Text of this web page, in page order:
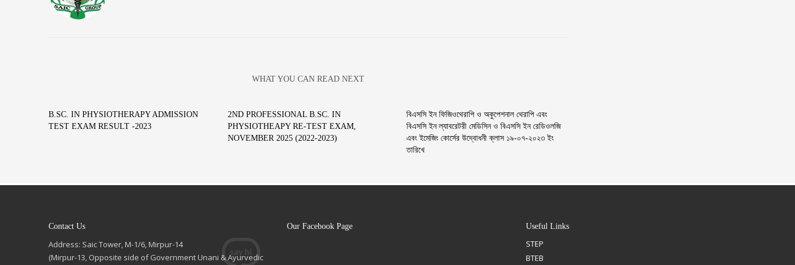
WHAT YOU CAN READ NEXT
B.SC. IN PHYSIOTHERAPY ADMISSION
TEST EXAM RESULT -2023
2ND PROFESSIONAL B.SC. IN
PHYSIOTHEAPY RE-TEST EXAM,
NOVEMBER 2025 (2022-2023)
বিএসসি ইন ফিজিওথেরাপি ও অকুপেশনাল থেরাপি এবং
বিএসসি ইন ল্যাবরেটরী মেডিসিন ও বিএসসি ইন রেডিওলজি
এবং ইমেজিং কোর্সের উদ্বোধনী ক্লাস ১৯-০৭-২০২৩ ইং
তারিখে
Contact Us
Address: Saic Tower, M-1/6, Mirpur-14
(Mirpur-13, Opposite side of Government Unani & Ayurvedic
Our Facebook Page Useful Links
STEP
BTEB